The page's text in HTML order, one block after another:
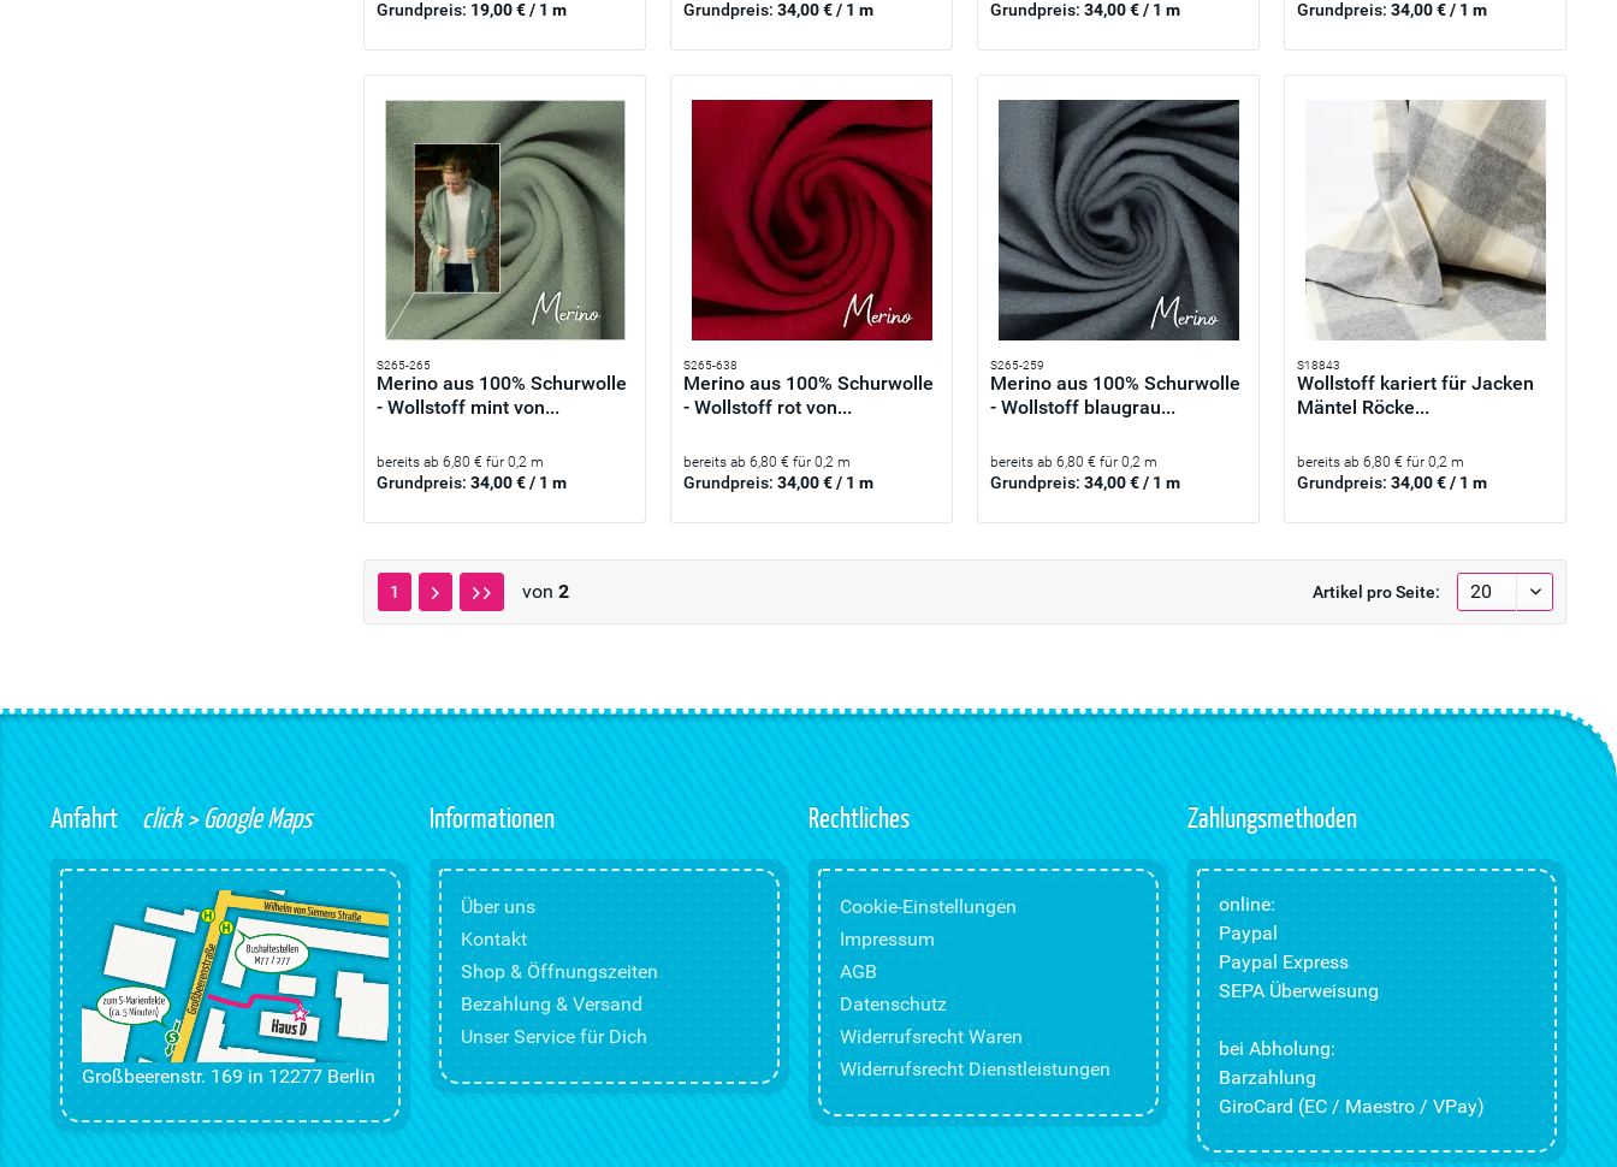
Grundpreis: 19,00 € / 1 m Grundpreis:34,00 € / 1 m Grundpreis:34,00 € / 1 m Grundpreis:34,00 € / 1 m
S265-265
Merino aus 100% Schurwolle
- Wollstoff mint von...
bereits ab 6,80 € für 0,2 m
Grundpreis:34,00 € / 1 m
S265-638
Merino aus 100% Schurwolle
- Wollstoff rot von...
bereits ab 6,80 € für 0,2 m
Grundpreis:34,00 € / 1 m
S265-259
Merino aus 100% Schurwolle
- Wollstoff blaugrau...
bereits ab 6,80 € für 0,2 m
Grundpreis:34,00 € / 1 m
S18843
Wollstoff kariert für Jacken
Mäntel Röcke...
bereits ab 6,80 € für 0,2 m
Grundpreis:34,00 € / 1 m
1 von 2 Artikel pro Seite:
Anfahrt click > Google Maps
Großbeerenstr. 169 in 12277 Berlin
Informationen
Über uns
Kontakt
Shop & Öffnungszeiten
Bezahlung & Versand
Unser Service für Dich
Rechtliches
Cookie-Einstellungen
Impressum
AGB
Datenschutz
Widerrufsrecht Waren
Widerrufsrecht Dienstleistungen
Zahlungsmethoden
online:
Paypal
Paypal Express
SEPA Überweisung
bei Abholung:
Barzahlung
GiroCard (EC / Maestro / VPay)